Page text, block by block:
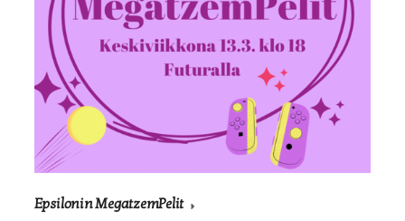
Epsilonin MegatzemPelit